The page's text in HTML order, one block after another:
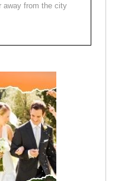
away from the city